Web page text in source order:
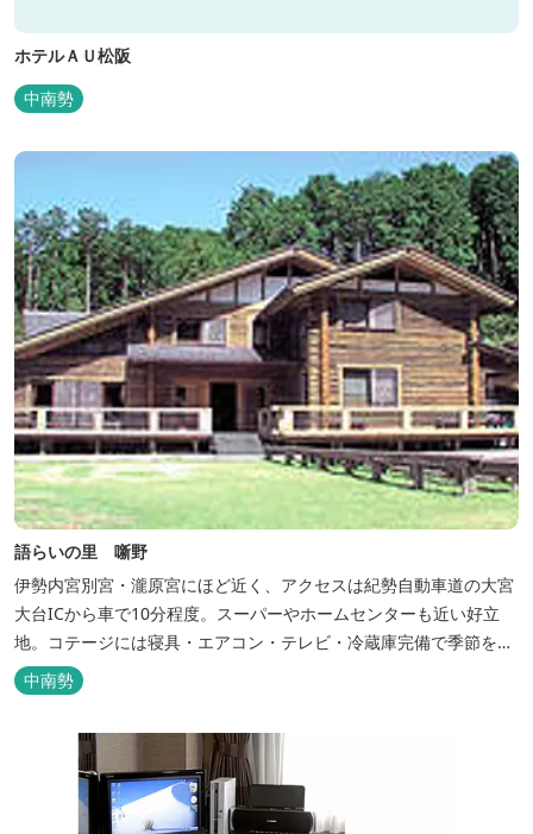
ホテルＡＵ松阪
中南勢
語らいの里 噺野
伊勢内宮別宮・瀧原宮にほど近く、アクセスは紀勢自動車道の大宮
大台ICから車で10分程度。スーパーやホームセンターも近い好立
地。コテージには寝具・エアコン・テレビ・冷蔵庫完備で季節を問
わず楽しめます。 食器・調理器具の揃った自炊棟や24時間利用可
能なシャワールームなど充実の設備で快適にお過ごしいただけま
す。施設内には噺野温泉もありコテージ宿泊の方は貸し切りでご利
用いただけます(１棟につき１時間)
中南勢